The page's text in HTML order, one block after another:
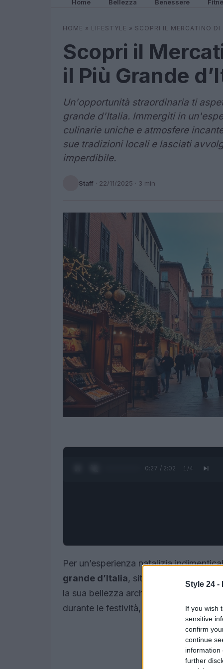
Style 24 -
If you wish
sensitive
confirm
continue
information
further
Home Bellezza Benessere
HOME » LIFESTYLE » SCOPRI IL MERCATINO DI
Scopri il
il Più Grande
Un'opportunità straordinaria ti
grande d'Italia. Immergiti in
culinarie uniche e atmosfere
sue tradizioni locali e lasciati
imperdibile.
Staff · 22/11/2025 · 3 min
0:28 / 2:02 1 /4
Per un’esperienza natalizia
grande d’Italia, situato nella storica
la sua bellezza architettonica e la sua
durante le festività, offrendo